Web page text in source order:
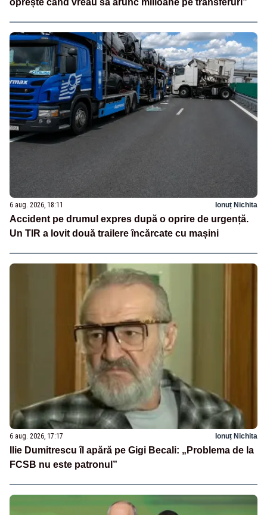
oprește când vreau să arunc milioane pe transferuri”
6 aug. 2026, 18:11 Ionuț Nichita
Accident pe drumul expres după o oprire de urgență.
Un TIR a lovit două trailere încărcate cu mașini
6 aug. 2026, 17:17 Ionuț Nichita
Ilie Dumitrescu îl apără pe Gigi Becali: „Problema de la
FCSB nu este patronul”